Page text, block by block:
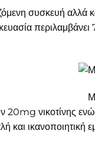
συσκευή αλλά
νικοτίνης ενώ
και ικανοποιητική